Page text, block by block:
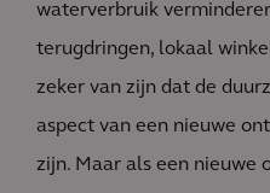
waterverbruik
terugdringen, lokaal
zeker van zijn dat de
aspect van een nieuwe
zijn. Maar als een nieuwe